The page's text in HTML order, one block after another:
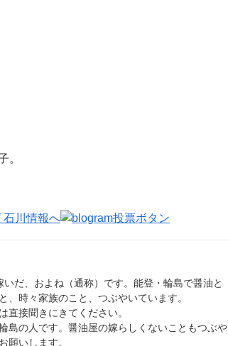
。
だ、およね（通称）です。能登・輪島で醤油と
、時々家族のこと、つぶやいています。
直接聞きにきてください。
島の人です。醤油屋の嫁らしくないこともつぶや
願いします。